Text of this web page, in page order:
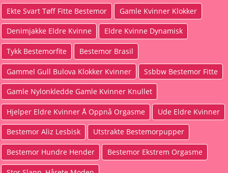
Ekte Svart Tøff Fitte Bestemor Gamle Kvinner Klokker
Denimjakke Eldre Kvinne Eldre Kvinne Dynamisk
Tykk Bestemorfite Bestemor Brasil
Gammel Gull Bulova Klokker Kvinner Ssbbw Bestemor Fitte
Gamle Nylonkledde Gamle Kvinner Knullet
Hjelper Eldre Kvinner Å Oppnå Orgasme Ude Eldre Kvinner
Bestemor Aliz Lesbisk Utstrakte Bestemorpupper
Bestemor Hundre Hender Bestemor Ekstrem Orgasme